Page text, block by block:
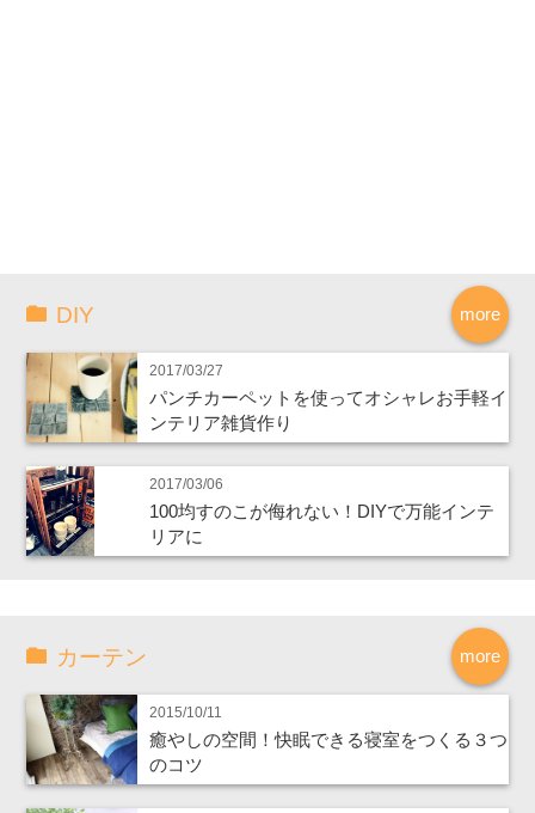
more
DIY
2017/03/27
パンチカーペットを使ってオシャレお手軽イ
ンテリア雑貨作り
2017/03/06
100均すのこが侮れない！DIYで万能インテ
リアに
more
カーテン
2015/10/11
癒やしの空間！快眠できる寝室をつくる３つ
のコツ